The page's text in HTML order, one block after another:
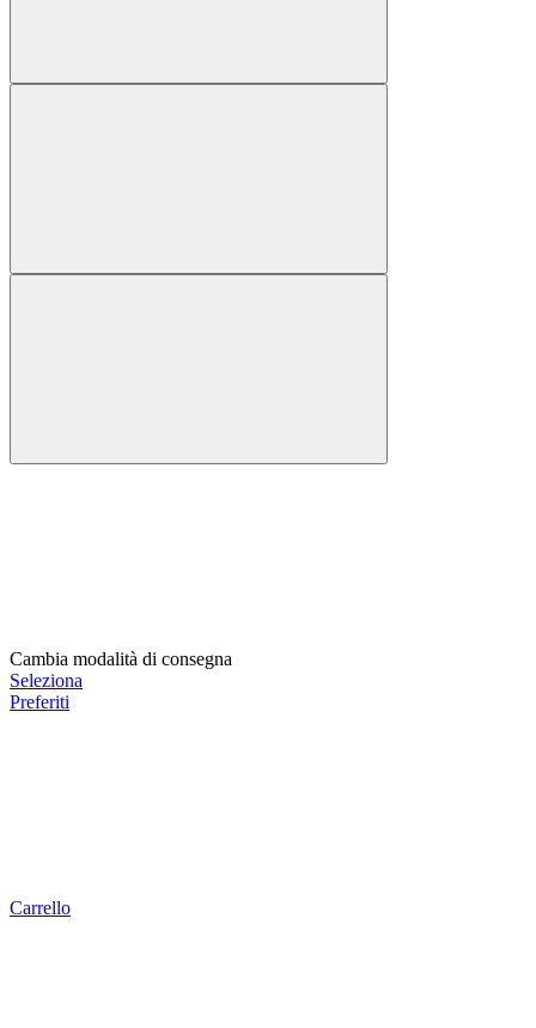
Cambia modalità di consegna
Seleziona
Preferiti
Carrello